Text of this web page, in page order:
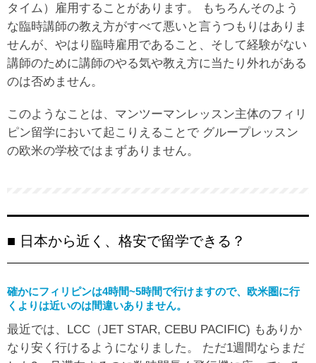
タイム）雇用することがあります。 もちろんそのよう
な臨時講師の教え方がすべて悪いと言うつもりはありま
せんが、やはり臨時雇用であること、そして経験がない
講師のために講師のやる気や教え方に当たり外れがある
のは否めません。
このようなことは、マンツーマンレッスン主体のフィリ
ピン留学において起こりえることで グループレッスン
の欧米の学校ではまずありません。
■ 日本から近く、格安で留学できる？
確かにフィリピンは4時間~5時間で行けますので、欧米圏に行
くよりは近いのは間違いありません。
最近では、LCC（JET STAR, CEBU PACIFIC) もありか
なり安く行けるようになりました。 ただ1週間ならまだ